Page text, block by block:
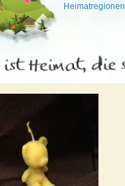
Heimatregionen